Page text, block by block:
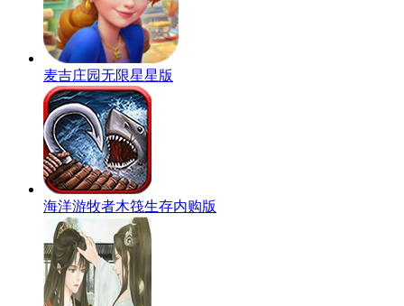
麦吉庄园无限星星版
海洋游牧者木筏生存内购版